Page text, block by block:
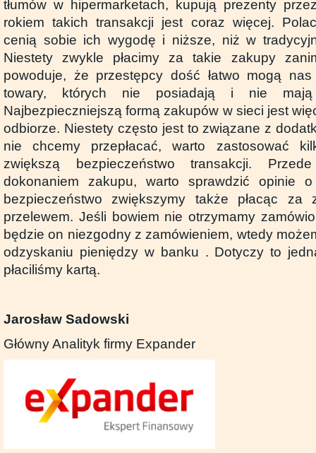
tłumów w hipermarketach, kupują prezenty
rokiem takich transakcji jest coraz więcej.
cenią sobie ich wygodę i niższe, niż w
Niestety zwykle płacimy za takie zakupy
powoduje, że przestępcy dość łatwo mogą
towary, których nie posiadają i nie mają
Najbezpieczniejszą formą zakupów w sieci jest
odbiorze. Niestety często jest to związane z
nie chcemy przepłacać, warto zastosować
zwiększą bezpieczeństwo transakcji.
dokonaniem zakupu, warto sprawdzić opinie
bezpieczeństwo zwiększymy także płacąc
przelewem. Jeśli bowiem nie otrzymamy
będzie on niezgodny z zamówieniem, wtedy
odzyskaniu pieniędzy w banku . Dotyczy to
płaciliśmy kartą.
Jarosław Sadowski
Główny Analityk firmy Expander